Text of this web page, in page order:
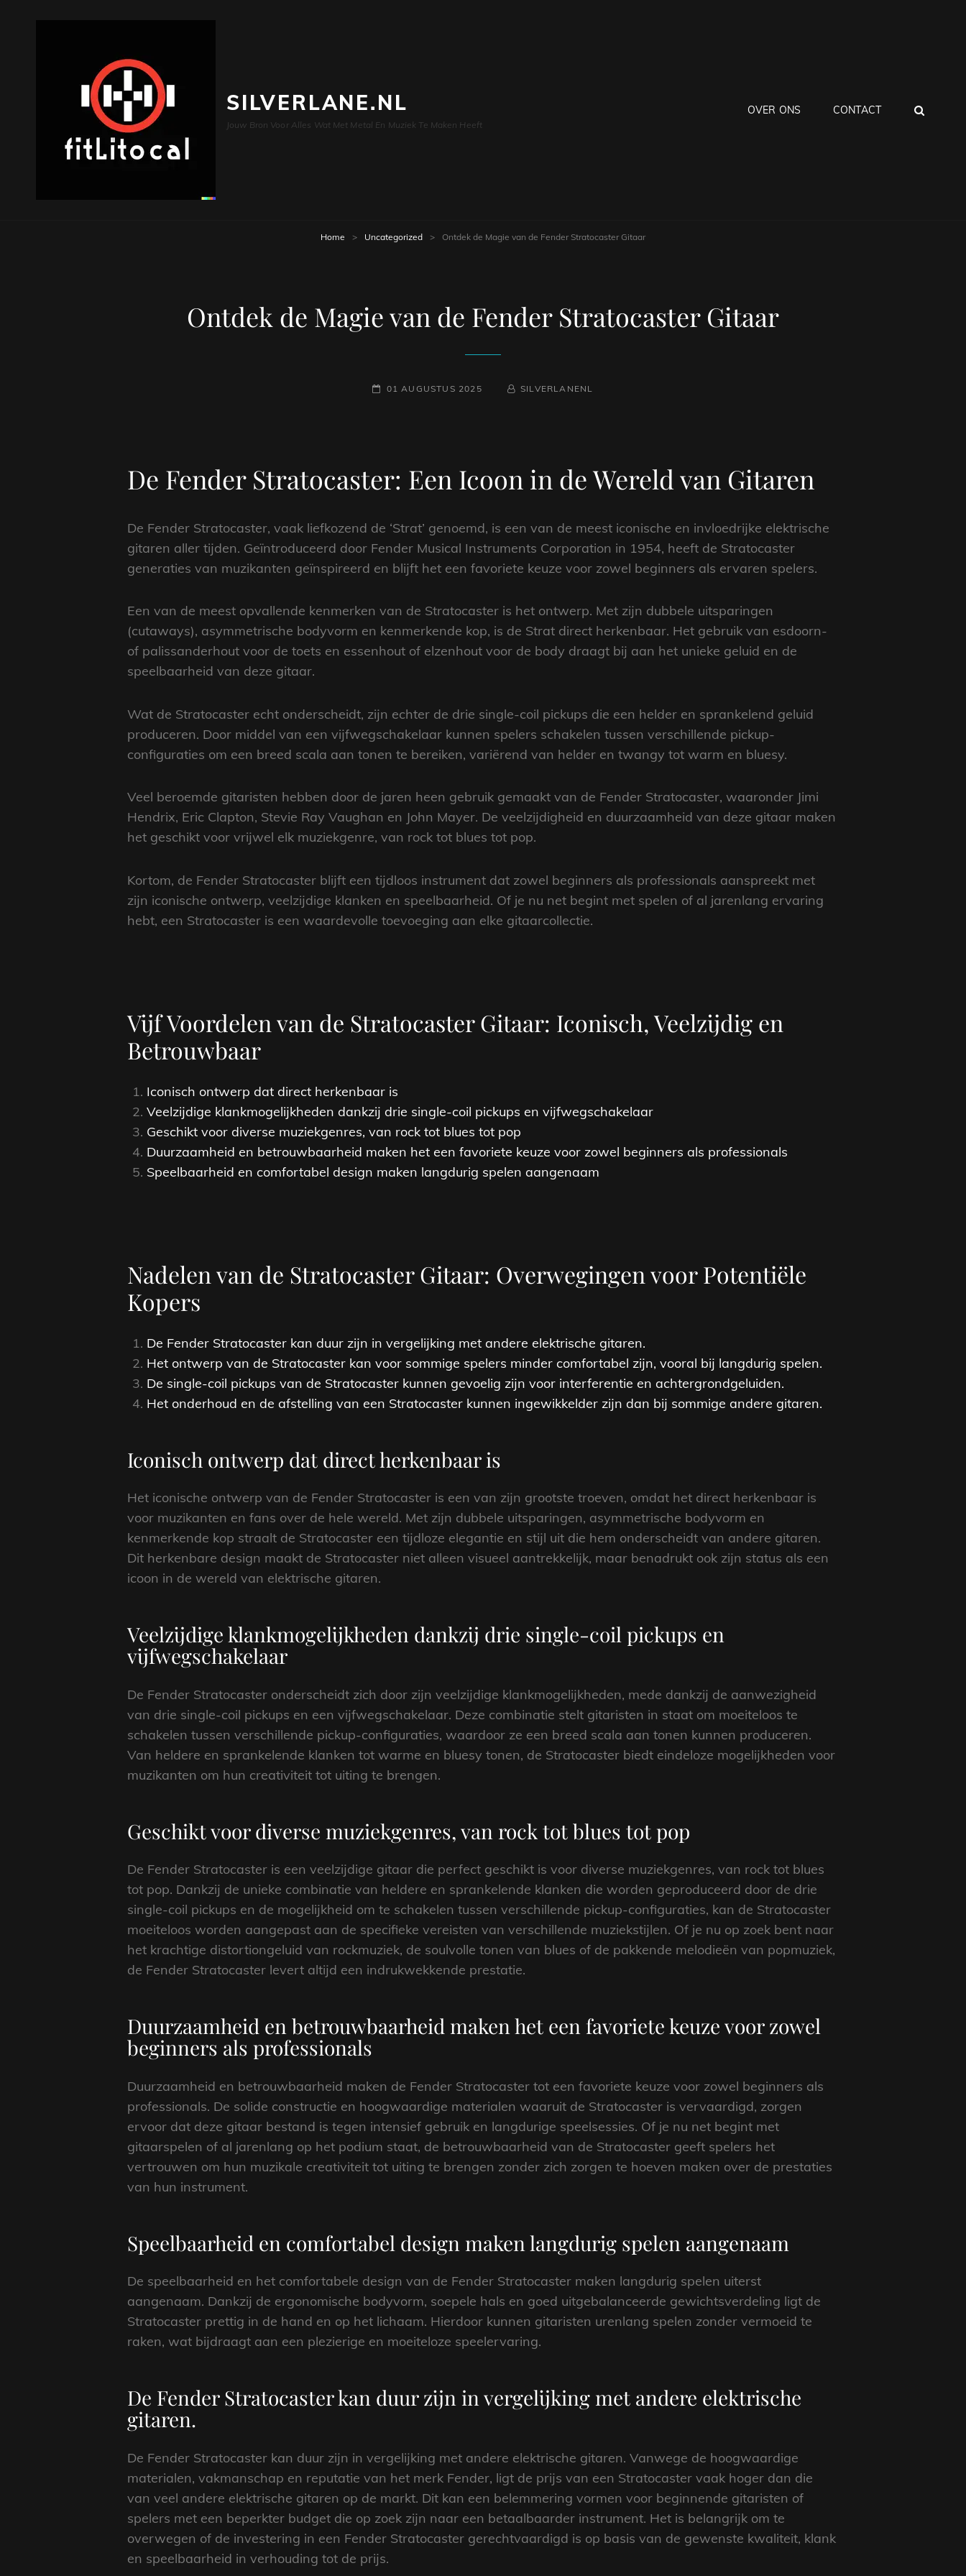
SILVERLANE.NL
Jouw Bron Voor Alles Wat Met Metal En Muziek Te Maken Heeft
OVER ONS CONTACT
Home > Uncategorized > Ontdek de Magie van de Fender Stratocaster Gitaar
Ontdek de Magie van de Fender Stratocaster Gitaar
GEPLAATST
01 AUGUSTUS 2025 NAAMREGEL
BYLINE
SILVERLANENL
De Fender Stratocaster: Een Icoon in de Wereld van Gitaren
De Fender Stratocaster, vaak liefkozend de ‘Strat’ genoemd, is een van de meest iconische en invloedrijke elektrische
gitaren aller tijden. Geïntroduceerd door Fender Musical Instruments Corporation in 1954, heeft de Stratocaster
generaties van muzikanten geïnspireerd en blijft het een favoriete keuze voor zowel beginners als ervaren spelers.
Een van de meest opvallende kenmerken van de Stratocaster is het ontwerp. Met zijn dubbele uitsparingen
(cutaways), asymmetrische bodyvorm en kenmerkende kop, is de Strat direct herkenbaar. Het gebruik van esdoorn-
of palissanderhout voor de toets en essenhout of elzenhout voor de body draagt bij aan het unieke geluid en de
speelbaarheid van deze gitaar.
Wat de Stratocaster echt onderscheidt, zijn echter de drie single-coil pickups die een helder en sprankelend geluid
produceren. Door middel van een vijfwegschakelaar kunnen spelers schakelen tussen verschillende pickup-
configuraties om een breed scala aan tonen te bereiken, variërend van helder en twangy tot warm en bluesy.
Veel beroemde gitaristen hebben door de jaren heen gebruik gemaakt van de Fender Stratocaster, waaronder Jimi
Hendrix, Eric Clapton, Stevie Ray Vaughan en John Mayer. De veelzijdigheid en duurzaamheid van deze gitaar maken
het geschikt voor vrijwel elk muziekgenre, van rock tot blues tot pop.
Kortom, de Fender Stratocaster blijft een tijdloos instrument dat zowel beginners als professionals aanspreekt met
zijn iconische ontwerp, veelzijdige klanken en speelbaarheid. Of je nu net begint met spelen of al jarenlang ervaring
hebt, een Stratocaster is een waardevolle toevoeging aan elke gitaarcollectie.
Vijf Voordelen van de Stratocaster Gitaar: Iconisch, Veelzijdig en
Betrouwbaar
Iconisch ontwerp dat direct herkenbaar is
Veelzijdige klankmogelijkheden dankzij drie single-coil pickups en vijfwegschakelaar
Geschikt voor diverse muziekgenres, van rock tot blues tot pop
Duurzaamheid en betrouwbaarheid maken het een favoriete keuze voor zowel beginners als professionals
Speelbaarheid en comfortabel design maken langdurig spelen aangenaam
Nadelen van de Stratocaster Gitaar: Overwegingen voor Potentiële
Kopers
De Fender Stratocaster kan duur zijn in vergelijking met andere elektrische gitaren.
Het ontwerp van de Stratocaster kan voor sommige spelers minder comfortabel zijn, vooral bij langdurig spelen.
De single-coil pickups van de Stratocaster kunnen gevoelig zijn voor interferentie en achtergrondgeluiden.
Het onderhoud en de afstelling van een Stratocaster kunnen ingewikkelder zijn dan bij sommige andere gitaren.
Iconisch ontwerp dat direct herkenbaar is
Het iconische ontwerp van de Fender Stratocaster is een van zijn grootste troeven, omdat het direct herkenbaar is
voor muzikanten en fans over de hele wereld. Met zijn dubbele uitsparingen, asymmetrische bodyvorm en
kenmerkende kop straalt de Stratocaster een tijdloze elegantie en stijl uit die hem onderscheidt van andere gitaren.
Dit herkenbare design maakt de Stratocaster niet alleen visueel aantrekkelijk, maar benadrukt ook zijn status als een
icoon in de wereld van elektrische gitaren.
Veelzijdige klankmogelijkheden dankzij drie single-coil pickups en
vijfwegschakelaar
De Fender Stratocaster onderscheidt zich door zijn veelzijdige klankmogelijkheden, mede dankzij de aanwezigheid
van drie single-coil pickups en een vijfwegschakelaar. Deze combinatie stelt gitaristen in staat om moeiteloos te
schakelen tussen verschillende pickup-configuraties, waardoor ze een breed scala aan tonen kunnen produceren.
Van heldere en sprankelende klanken tot warme en bluesy tonen, de Stratocaster biedt eindeloze mogelijkheden voor
muzikanten om hun creativiteit tot uiting te brengen.
Geschikt voor diverse muziekgenres, van rock tot blues tot pop
De Fender Stratocaster is een veelzijdige gitaar die perfect geschikt is voor diverse muziekgenres, van rock tot blues
tot pop. Dankzij de unieke combinatie van heldere en sprankelende klanken die worden geproduceerd door de drie
single-coil pickups en de mogelijkheid om te schakelen tussen verschillende pickup-configuraties, kan de Stratocaster
moeiteloos worden aangepast aan de specifieke vereisten van verschillende muziekstijlen. Of je nu op zoek bent naar
het krachtige distortiongeluid van rockmuziek, de soulvolle tonen van blues of de pakkende melodieën van popmuziek,
de Fender Stratocaster levert altijd een indrukwekkende prestatie.
Duurzaamheid en betrouwbaarheid maken het een favoriete keuze voor zowel
beginners als professionals
Duurzaamheid en betrouwbaarheid maken de Fender Stratocaster tot een favoriete keuze voor zowel beginners als
professionals. De solide constructie en hoogwaardige materialen waaruit de Stratocaster is vervaardigd, zorgen
ervoor dat deze gitaar bestand is tegen intensief gebruik en langdurige speelsessies. Of je nu net begint met
gitaarspelen of al jarenlang op het podium staat, de betrouwbaarheid van de Stratocaster geeft spelers het
vertrouwen om hun muzikale creativiteit tot uiting te brengen zonder zich zorgen te hoeven maken over de prestaties
van hun instrument.
Speelbaarheid en comfortabel design maken langdurig spelen aangenaam
De speelbaarheid en het comfortabele design van de Fender Stratocaster maken langdurig spelen uiterst
aangenaam. Dankzij de ergonomische bodyvorm, soepele hals en goed uitgebalanceerde gewichtsverdeling ligt de
Stratocaster prettig in de hand en op het lichaam. Hierdoor kunnen gitaristen urenlang spelen zonder vermoeid te
raken, wat bijdraagt aan een plezierige en moeiteloze speelervaring.
De Fender Stratocaster kan duur zijn in vergelijking met andere elektrische
gitaren.
De Fender Stratocaster kan duur zijn in vergelijking met andere elektrische gitaren. Vanwege de hoogwaardige
materialen, vakmanschap en reputatie van het merk Fender, ligt de prijs van een Stratocaster vaak hoger dan die
van veel andere elektrische gitaren op de markt. Dit kan een belemmering vormen voor beginnende gitaristen of
spelers met een beperkter budget die op zoek zijn naar een betaalbaarder instrument. Het is belangrijk om te
overwegen of de investering in een Fender Stratocaster gerechtvaardigd is op basis van de gewenste kwaliteit, klank
en speelbaarheid in verhouding tot de prijs.